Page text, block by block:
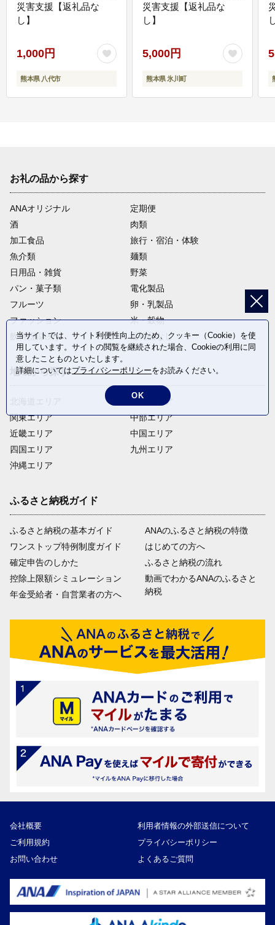
災害支援【返礼品な
し】
1,000円
熊本県 八代市
災害支援【返礼品な
し】
5,000円
熊本県 氷川町
お礼の品から探す
ANAオリジナル
定期便
酒
肉類
加工食品
旅行・宿泊・体験
魚介類
麺類
日用品・雑貨
野菜
パン・菓子類
電化製品
フルーツ
卵・乳製品
ファッション
米・穀物
飲料(酒以外)
返礼品なし
地域から探す
関東エリア
近畿エリア
四国エリア
沖縄エリア
東北エリア
中部エリア
中国エリア
九州エリア
ふるさと納税ガイド
ふるさと納税の基本ガイド
ワンストップ特例制度ガイド
確定申告のしかた
控除上限額シミュレーション
年金受給者・自営業者の方へ
ANAのふるさと納税の特徴
はじめての方へ
ふるさと納税の流れ
動画でわかるANAのふるさと
納税
会社概要
利用者情報の外部送信について
ご利用規約
プライバシーポリシー
お問い合わせ
よくあるご質問
当サイトでは、サイト利便性向上のため、クッキー（Cookie）を使
用しています。サイトの閲覧を継続された場合、Cookieの利用に同
意したことものといたします。
詳細についてはプライバシーポリシーをお読みください。
OK